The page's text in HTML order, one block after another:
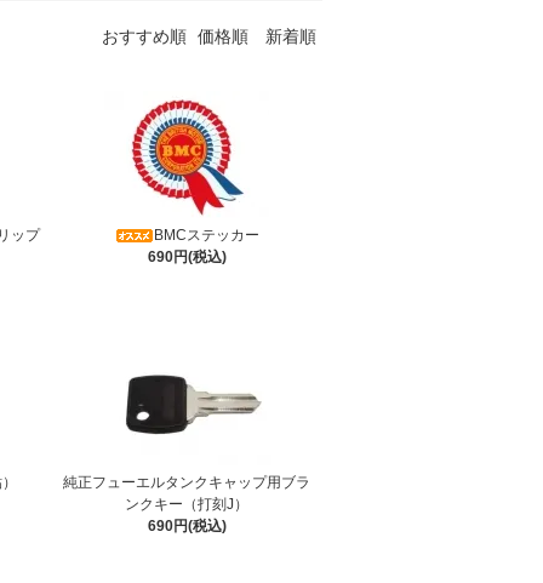
おすすめ順 価格順 新着順
ップ
BMCステッカー
690円(税込)
純正フューエルタンクキャップ用ブラ
ンクキー（打刻J）
690円(税込)